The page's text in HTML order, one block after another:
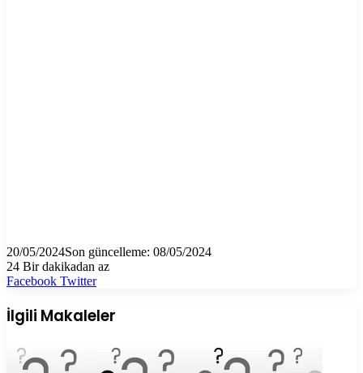
20/05/2024Son güncelleme: 08/05/2024
24 Bir dakikadan az
Facebook TwitterLinkedIn
Tumblr
Pinterest
Reddit
VKontakte
E-
ile
paylaş
Yazdır
İlgili Makaleler